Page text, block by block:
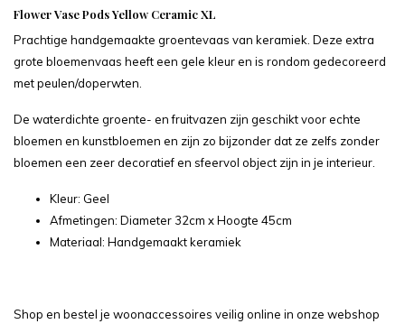
Flower Vase Pods Yellow Ceramic XL
Prachtige handgemaakte groentevaas van keramiek. Deze extra
grote bloemenvaas heeft een gele kleur en is rondom gedecoreerd
met peulen/doperwten.
De waterdichte groente- en fruitvazen zijn geschikt voor echte
bloemen en kunstbloemen en zijn zo bijzonder dat ze zelfs zonder
bloemen een zeer decoratief en sfeervol object zijn in je interieur.
Kleur: Geel
Afmetingen: Diameter 32cm x Hoogte 45cm
Materiaal: Handgemaakt keramiek
Shop en bestel je woonaccessoires veilig online in onze webshop